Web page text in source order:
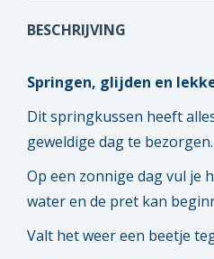
BESCHRIJVING
Springen, glijden en
Dit springkussen heeft
geweldige dag te bezorgen.
Op een zonnige dag vul je
water en de pret kan
Valt het weer een beetje